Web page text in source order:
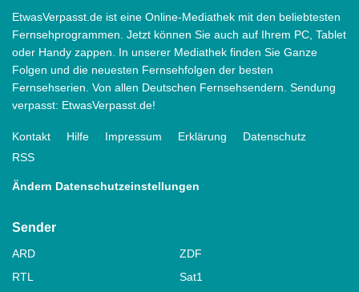
EtwasVerpasst.de ist eine Online-Mediathek mit den beliebtesten
Fernsehprogrammen. Jetzt können Sie auch auf Ihrem PC, Tablet
oder Handy zappen. In unserer Mediathek finden Sie Ganze
Folgen und die neuesten Fernsehfolgen der besten
Fernsehserien. Von allen Deutschen Fernsehsendern. Sendung
verpasst: EtwasVerpasst.de!
Kontakt Hilfe Impressum Erklärung
Datenschutz
RSS
Ändern Datenschutzeinstellungen
Sender
ARD
ZDF
RTL
Sat1